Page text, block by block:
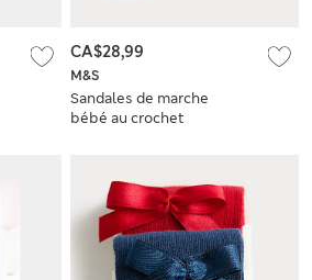
M&S
Sandales de marche
bébé au crochet
CA$28,99